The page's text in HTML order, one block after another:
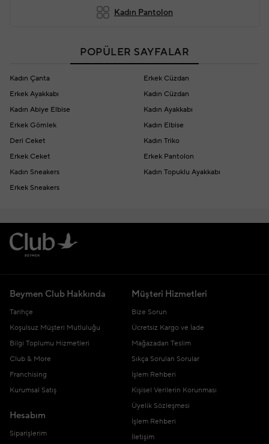
Kadın Pantolon
POPÜLER SAYFALAR
Kadın Çanta
Erkek Cüzdan
Erkek Ayakkabı
Kadın Cüzdan
Kadın Abiye Elbise
Kadın Ayakkabı
Erkek Gömlek
Kadın Elbise
Deri Ceket
Kadın Triko
Erkek Ceket
Erkek Pantolon
Kadın Sneakers
Kadın Topuklu Ayakkabı
Erkek Sneakers
Beymen Club Hakkında
Tarihçe
Koşulsuz Müşteri Mutluluğu
Bilgi Toplumu Hizmetleri
Club & More
Franchising
Kurumsal Satış
Hesabım
Siparişlerim
Müşteri Hizmetleri
Bize Sorun
Ücretsiz Kargo ve İade
Mağazadan Teslim
Sıkça Sorulan Sorular
İşlem Rehberi
Kişisel Verilerin Korunması
Üyelik Sözleşmesi
İşlem Rehberi
İletişim